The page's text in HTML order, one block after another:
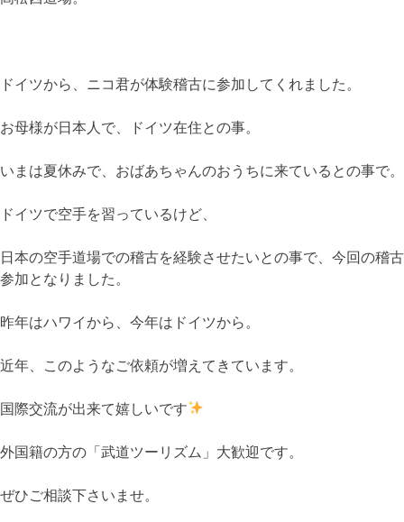
ドイツから、ニコ君が体験稽古に参加してくれました。
お母様が日本人で、ドイツ在住との事。
いまは夏休みで、おばあちゃんのおうちに来ているとの事で。
ドイツで空手を習っているけど、
日本の空手道場での稽古を経験させたいとの事で、今回の稽古
参加となりました。
昨年はハワイから、今年はドイツから。
近年、このようなご依頼が増えてきています。
国際交流が出来て嬉しいです
外国籍の方の「武道ツーリズム」大歓迎です。
ぜひご相談下さいませ。